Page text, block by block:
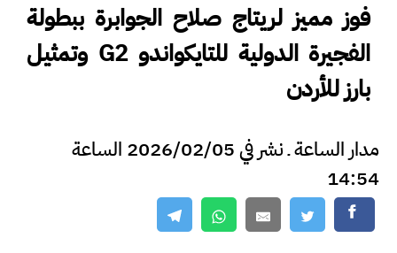
فوز مميز لريتاج صلاح الجوابرة ببطولة
الفجيرة الدولية للتايكواندو G2 وتمثيل
بارز للأردن
مدار الساعة ـ نشر في 2026/02/05 الساعة
14:54